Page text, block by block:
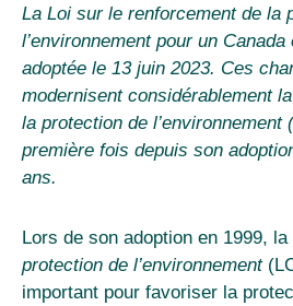
La Loi sur le renforcement de la
l’environnement pour un
adoptée le 13 juin 2023. Ces
modernisent considérablement
la protection de l’environnement
première fois depuis son
ans.
Lors de son adoption en 1999, la
protection de l’environnement
important pour favoriser la